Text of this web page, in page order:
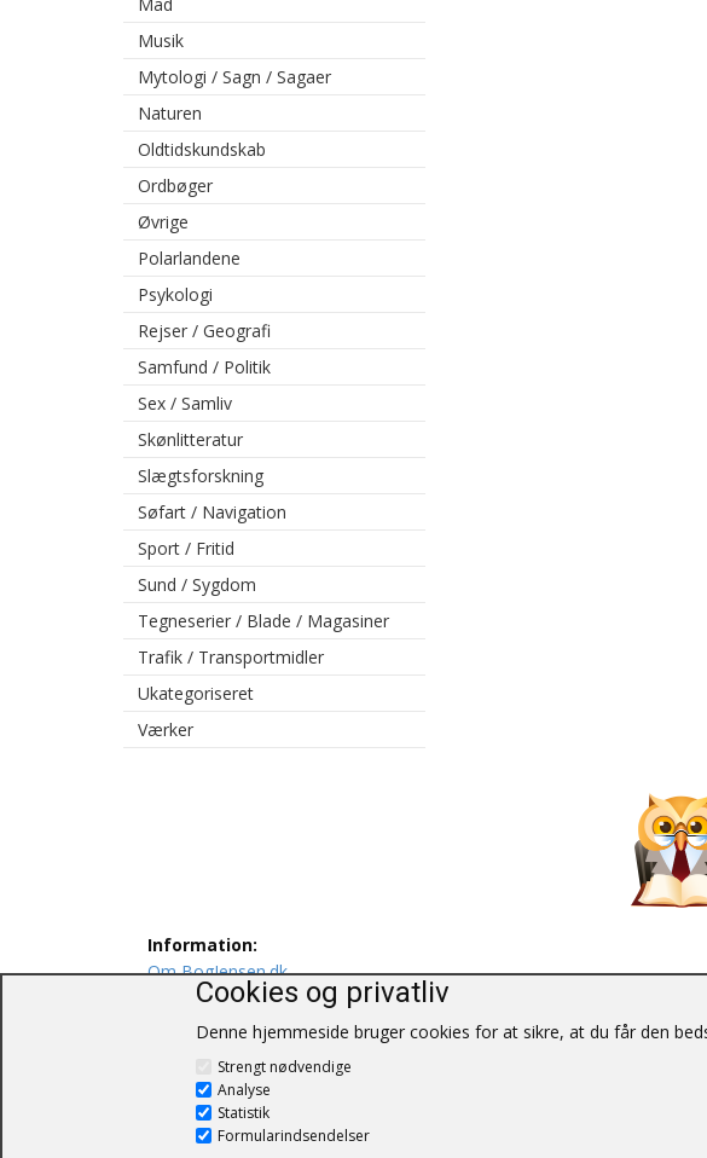
Musik
Mytologi / Sagn / Sagaer
Naturen
Oldtidskundskab
Ordbøger
Øvrige
Polarlandene
Psykologi
Rejser / Geografi
Samfund / Politik
Sex / Samliv
Skønlitteratur
Slægtsforskning
Søfart / Navigation
Sport / Fritid
Sund / Sygdom
Tegneserier / Blade / Magasiner
Trafik / Transportmidler
Ukategoriseret
Værker
Information:
Om BogJensen.dk
Levering
Persondatapolitik
Salgs og leveringsbetingelser
Kontakt os
Cookies og privatliv
Denne hjemmeside bruger cookies for at sikre, at du får den
Strengt nødvendige
Analyse
Statistik
Formularindsendelser